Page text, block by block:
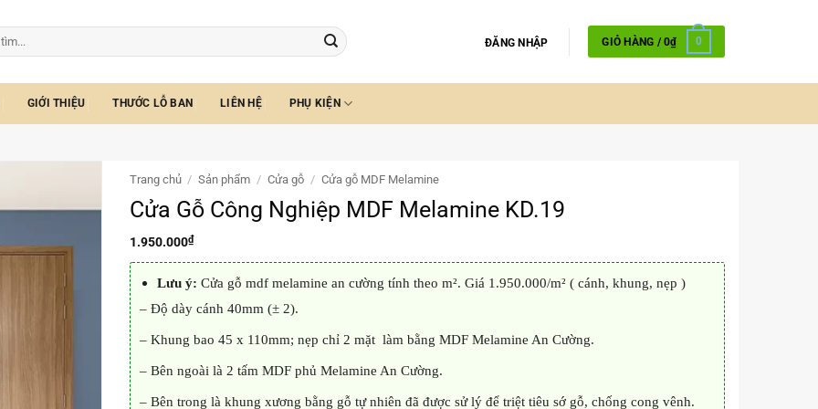
ĐĂNG NHẬP GIỎ HÀNG /0₫ 0
GIỚI THIỆU THƯỚC LỖ BAN LIÊN HỆ PHỤ KIỆN
Trang chủ / Sản phẩm / Cửa gỗ / Cửa gỗ MDF Melamine
Cửa Gỗ Công Nghiệp MDF Melamine KD.19
1.950.000₫
Lưu ý: Cửa gỗ mdf melamine an cường tính theo m². Giá 1.950.000/m² ( cánh, khung, nẹp )
– Độ dày cánh 40mm (± 2).
– Khung bao 45 x 110mm; nẹp chỉ 2 mặt làm bằng MDF Melamine An Cường.
– Bên ngoài là 2 tấm MDF phủ Melamine An Cường.
– Bên trong là khung xương bằng gỗ tự nhiên đã được sử lý để triệt tiêu sớ gỗ, chống cong vênh.